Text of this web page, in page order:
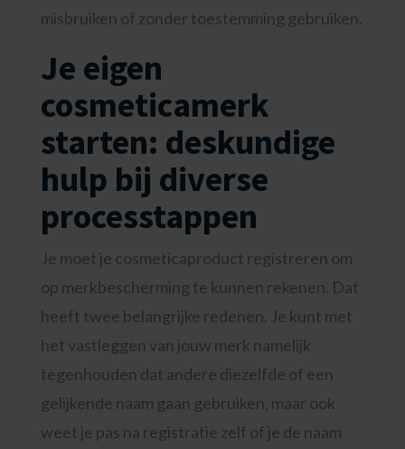
misbruiken of zonder toestemming gebruiken.
Je eigen
cosmeticamerk
starten: deskundige
hulp bij diverse
processtappen
Je moet je cosmeticaproduct registreren om
op merkbescherming te kunnen rekenen. Dat
heeft twee belangrijke redenen. Je kunt met
het vastleggen van jouw merk namelijk
tegenhouden dat andere diezelfde of een
gelijkende naam gaan gebruiken, maar ook
weet je pas na registratie zelf of je de naam